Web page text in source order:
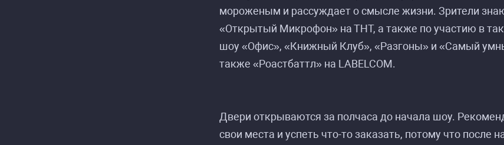
мороженым и рассуждает о смысле жизни. Зрители
«Открытый Микрофон» на ТНТ, а также по участию в
шоу «Офис», «Книжный Клуб», «Разгоны» и «Самый
также «Роастбаттл» на LABELCOM.
Двери открываются за полчаса до начала шоу.
свои места и успеть что-то заказать, потому что после